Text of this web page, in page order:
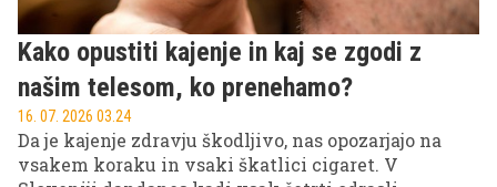
Kako opustiti kajenje in kaj se zgodi z
našim telesom, ko prenehamo?
16. 07. 2026 03.24
Da je kajenje zdravju škodljivo, nas opozarjajo na
vsakem koraku in vsaki škatlici cigaret. V